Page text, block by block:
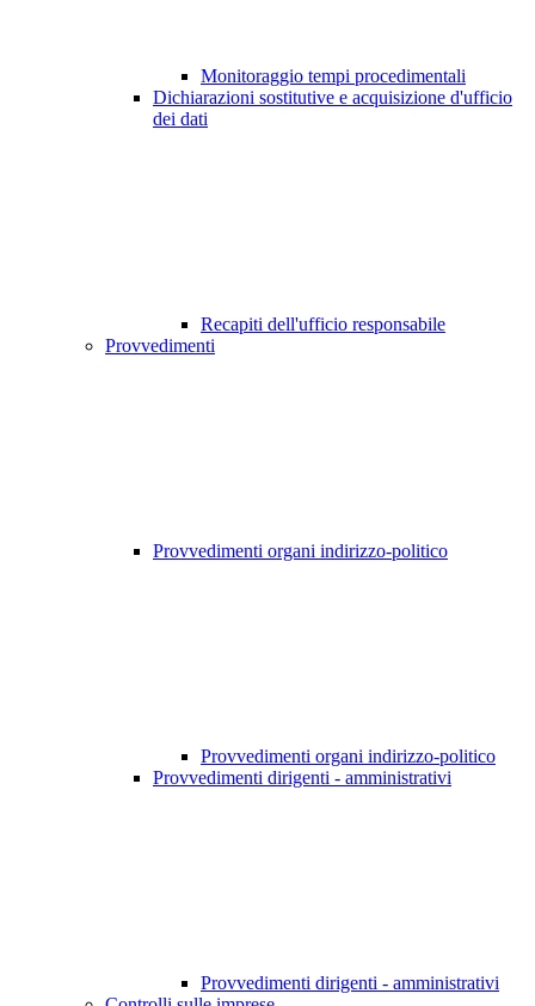
Monitoraggio tempi procedimentali
Dichiarazioni sostitutive e acquisizione d'ufficio
dei dati
Recapiti dell'ufficio responsabile
Provvedimenti
Provvedimenti organi indirizzo-politico
Provvedimenti organi indirizzo-politico
Provvedimenti dirigenti - amministrativi
Provvedimenti dirigenti - amministrativi